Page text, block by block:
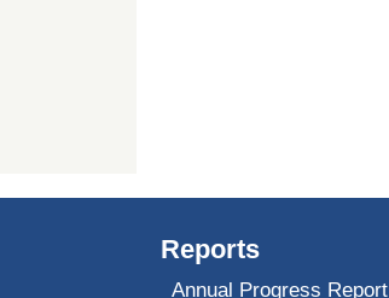
Reports
Annual Progress Report